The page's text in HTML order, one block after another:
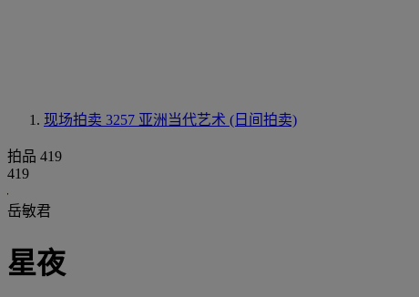
现场拍卖 3257 亚洲当代艺术 (日间拍卖)
拍品 419
419
岳敏君
星夜